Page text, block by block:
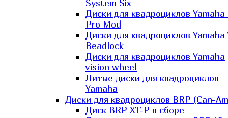
System Six
Диски для квадроциклов Yamaha
Pro Mod
Диски для квадроциклов Yamaha
Beadlock
Диски для квадроциклов Yamaha
vision wheel
Литые диски для квадроциклов
Yamaha
Диски для квадроциклов BRP (Can-
Диск BRP XT-P в сборе